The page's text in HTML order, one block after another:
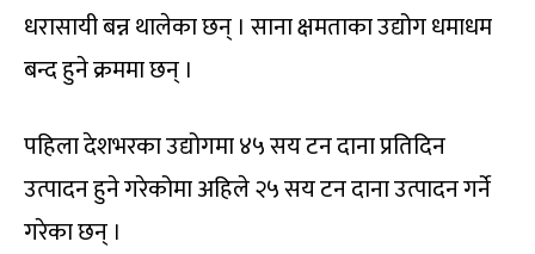
धरासायी बन्न थालेका छन् । साना क्षमताका उद्योग धमाधम
बन्द हुने क्रममा छन् ।
पहिला देशभरका उद्योगमा ४५ सय टन दाना प्रतिदिन
उत्पादन हुने गरेकोमा अहिले २५ सय टन दाना उत्पादन गर्ने
गरेका छन् ।